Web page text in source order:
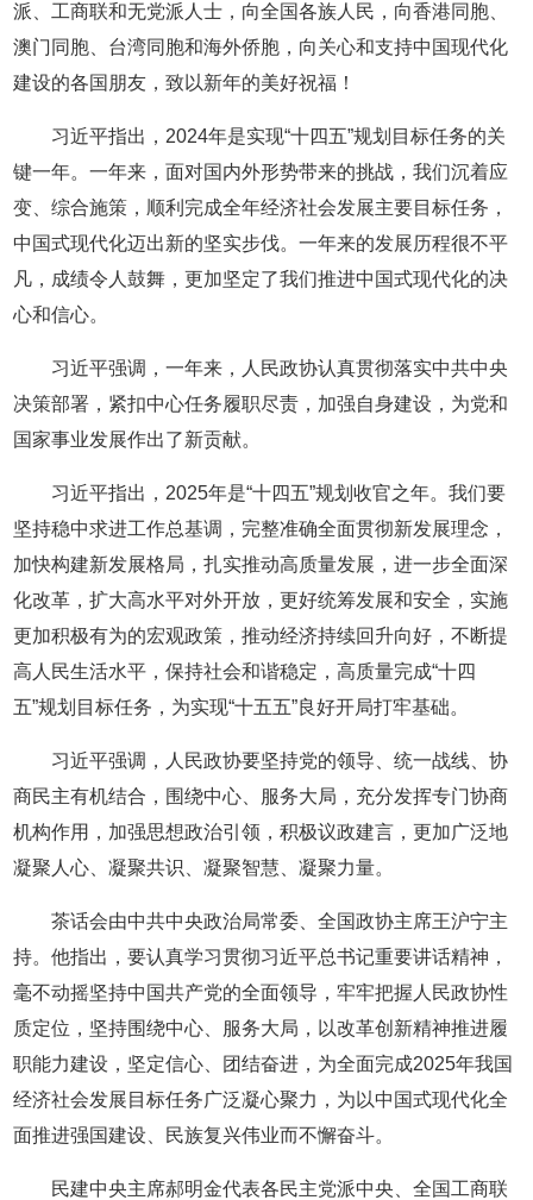
派、工商联和无党派人士，向全国各族人民，向香港同胞、
澳门同胞、台湾同胞和海外侨胞，向关心和支持中国现代化
建设的各国朋友，致以新年的美好祝福！
习近平指出，2024年是实现“十四五”规划目标任务的关
键一年。一年来，面对国内外形势带来的挑战，我们沉着应
变、综合施策，顺利完成全年经济社会发展主要目标任务，
中国式现代化迈出新的坚实步伐。一年来的发展历程很不平
凡，成绩令人鼓舞，更加坚定了我们推进中国式现代化的决
心和信心。
习近平强调，一年来，人民政协认真贯彻落实中共中央
决策部署，紧扣中心任务履职尽责，加强自身建设，为党和
国家事业发展作出了新贡献。
习近平指出，2025年是“十四五”规划收官之年。我们要
坚持稳中求进工作总基调，完整准确全面贯彻新发展理念，
加快构建新发展格局，扎实推动高质量发展，进一步全面深
化改革，扩大高水平对外开放，更好统筹发展和安全，实施
更加积极有为的宏观政策，推动经济持续回升向好，不断提
高人民生活水平，保持社会和谐稳定，高质量完成“十四
五”规划目标任务，为实现“十五五”良好开局打牢基础。
习近平强调，人民政协要坚持党的领导、统一战线、协
商民主有机结合，围绕中心、服务大局，充分发挥专门协商
机构作用，加强思想政治引领，积极议政建言，更加广泛地
凝聚人心、凝聚共识、凝聚智慧、凝聚力量。
茶话会由中共中央政治局常委、全国政协主席王沪宁主
持。他指出，要认真学习贯彻习近平总书记重要讲话精神，
毫不动摇坚持中国共产党的全面领导，牢牢把握人民政协性
质定位，坚持围绕中心、服务大局，以改革创新精神推进履
职能力建设，坚定信心、团结奋进，为全面完成2025年我国
经济社会发展目标任务广泛凝心聚力，为以中国式现代化全
面推进强国建设、民族复兴伟业而不懈奋斗。
民建中央主席郝明金代表各民主党派中央、全国工商联